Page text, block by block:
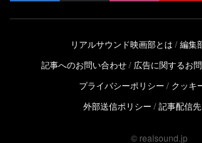
リアルサウンド映画部とは
編集
記事へのお問い合わせ
広告に関するお
プライバシーポリシー
クッキ
外部送信ポリシー
記事配信
© realsound.jp